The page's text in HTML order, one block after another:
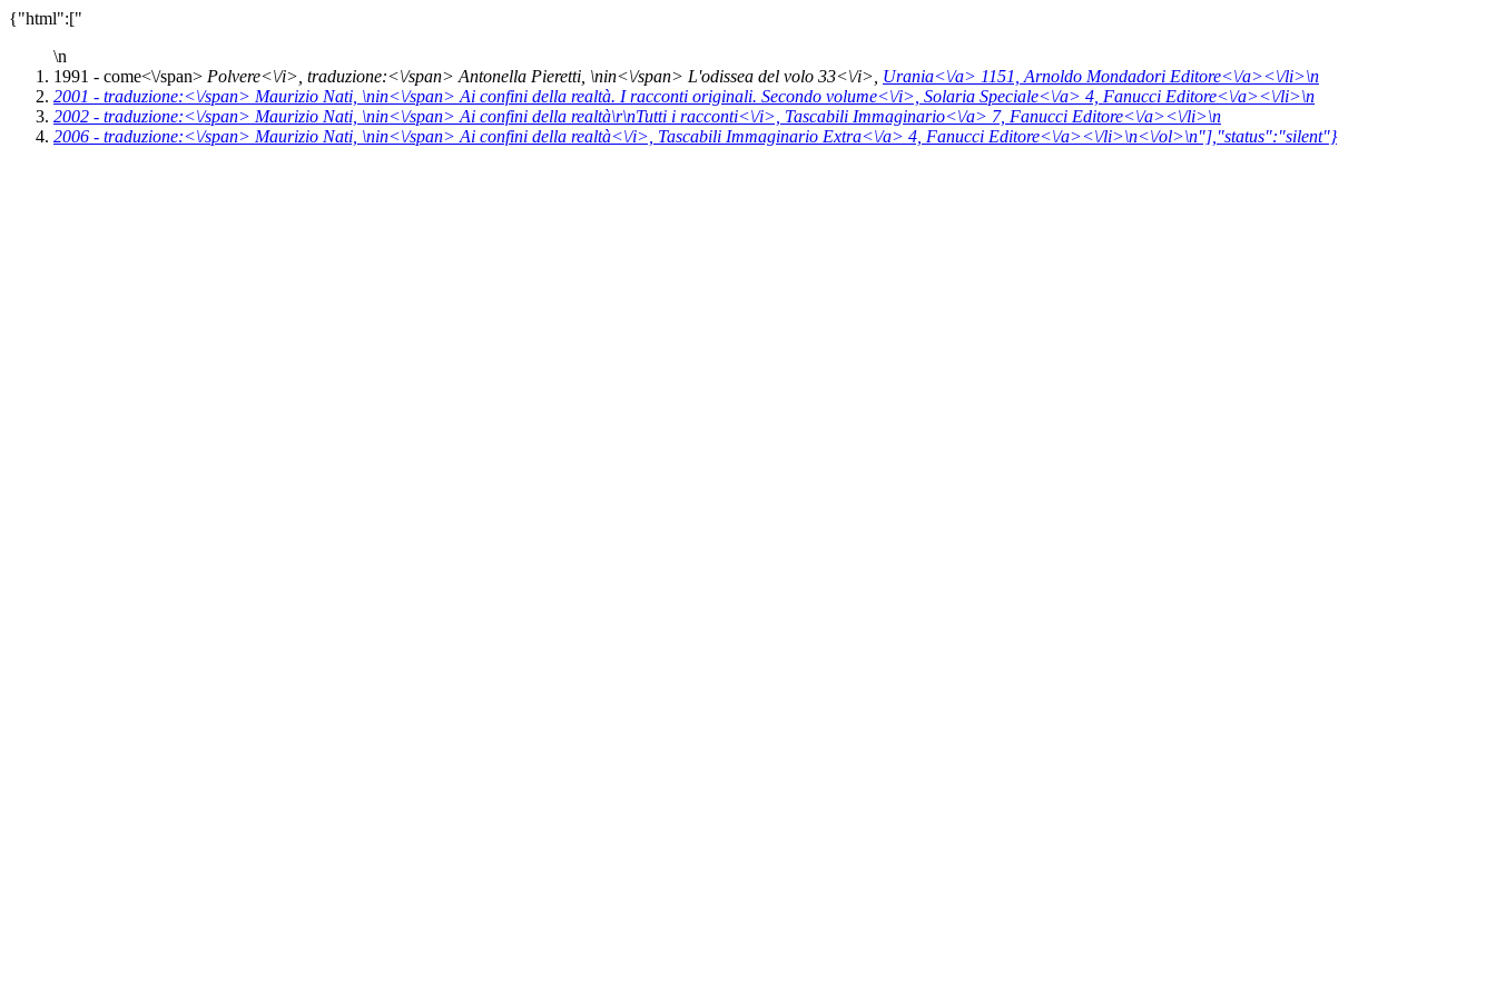
{"html":["
\n
1991 - come<\/span> Polvere<\/i>, traduzione:<\/span> Antonella Pieretti, \nin<\/span> L'odissea del volo 33<\/i>, Urania<\/a> 1151, Arnoldo Mondadori Editore<\/a><\/li>\n
2001 - traduzione:<\/span> Maurizio Nati, \nin<\/span> Ai confini della realtà. I racconti originali. Secondo volume<\/i>, Solaria Speciale<\/a> 4, Fanucci Editore<\/a><\/li>\n
2002 - traduzione:<\/span> Maurizio Nati, \nin<\/span> Ai confini della realtà\r\nTutti i racconti<\/i>, Tascabili Immaginario<\/a> 7, Fanucci Editore<\/a><\/li>\n
2006 - traduzione:<\/span> Maurizio Nati, \nin<\/span> Ai confini della realtà<\/i>, Tascabili Immaginario Extra<\/a> 4, Fanucci Editore<\/a><\/li>\n<\/ol>\n"],"status":"silent"}